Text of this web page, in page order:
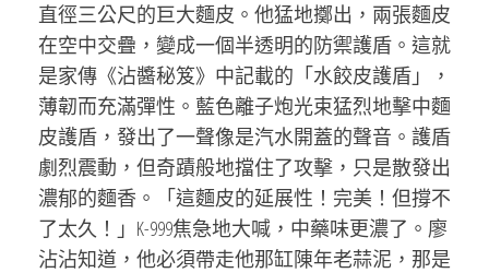
直徑三公尺的巨大麵皮。他猛地擲出，兩張麵皮
在空中交疊，變成一個半透明的防禦護盾。這就
是家傳《沾醬秘笈》中記載的「水餃皮護盾」，
薄韌而充滿彈性。藍色離子炮光束猛烈地擊中麵
皮護盾，發出了一聲像是汽水開蓋的聲音。護盾
劇烈震動，但奇蹟般地擋住了攻擊，只是散發出
濃郁的麵香。「這麵皮的延展性！完美！但撐不
了太久！」K-999焦急地大喊，中藥味更濃了。廖
沾沾知道，他必須帶走他那缸陳年老蒜泥，那是